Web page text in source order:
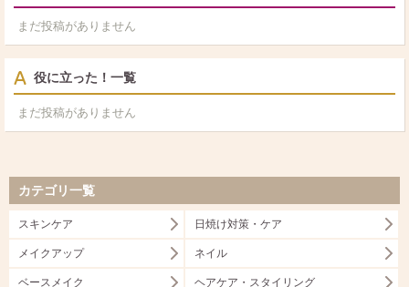
まだ投稿がありません
役に立った！一覧
まだ投稿がありません
カテゴリ一覧
スキンケア 日焼け対策・ケア
メイクアップ ネイル
ベースメイク ヘアケア・スタイリング